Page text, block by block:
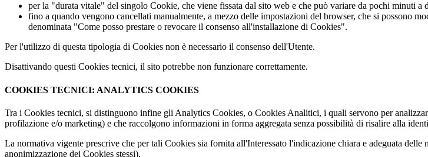
per la "durata vitale" del singolo Cookie, che viene fissata dal sito web e che può variare da pochi minuti
fino a quando vengono cancellati manualmente, a mezzo delle impostazioni del browser, che si possono
denominata "Come posso prestare o revocare il consenso all'installazione di Cookies".
Per l'utilizzo di questa tipologia di Cookies non è necessario il consenso dell'Utente.
Disattivando questi Cookies tecnici, il sito potrebbe non funzionare correttamente.
COOKIES TECNICI: ANALYTICS COOKIES
Tra i Cookies tecnici, si distinguono infine gli Analytics Cookies, o Cookies Analitici, i quali servono per
profilazione e/o marketing) e che raccolgono informazioni in forma aggregata senza possibilità di risalire alla
La normativa vigente prescrive che per tali Cookies sia fornita all'Interessato l'indicazione chiara e adeguata
anonimizzazione dei Cookies stessi).